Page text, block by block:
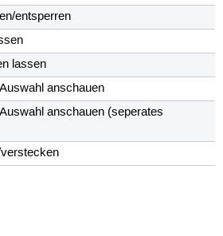
entsperren
lassen
anschauen
anschauen (seperates